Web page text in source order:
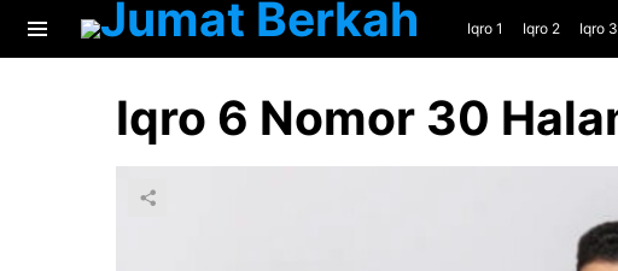
Iqro 1 Iqro 2 Iqro 3
Iqro 6 Nomor 30